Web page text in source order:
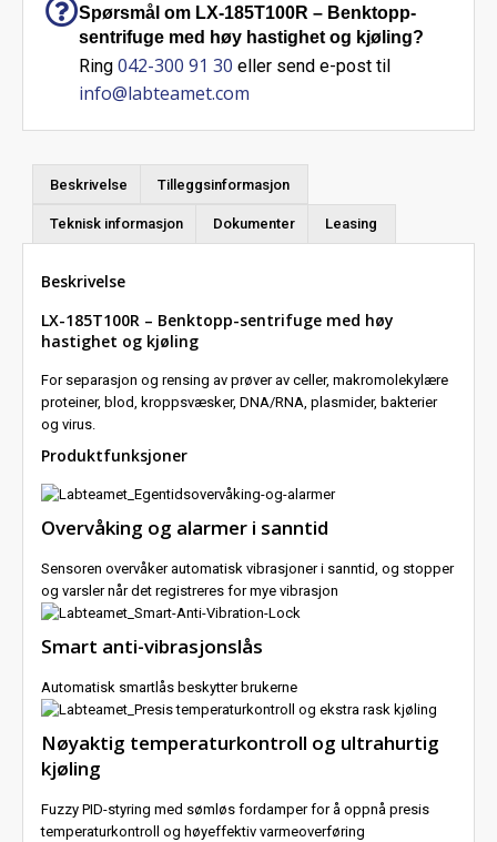
Spørsmål om LX-185T100R – Benktopp-
sentrifuge med høy hastighet og kjøling?
Ring 042-300 91 30 eller send e-post til
info@labteamet.com
Beskrivelse Tilleggsinformasjon
Teknisk informasjon Dokumenter Leasing
Beskrivelse
LX-185T100R – Benktopp-sentrifuge med høy
hastighet og kjøling
For separasjon og rensing av prøver av celler, makromolekylære
proteiner, blod, kroppsvæsker, DNA/RNA, plasmider, bakterier
og virus.
Produktfunksjoner
Overvåking og alarmer i sanntid
Sensoren overvåker automatisk vibrasjoner i sanntid, og stopper
og varsler når det registreres for mye vibrasjon
Smart anti-vibrasjonslås
Automatisk smartlås beskytter brukerne
Nøyaktig temperaturkontroll og ultrahurtig
kjøling
Fuzzy PID-styring med sømløs fordamper for å oppnå presis
temperaturkontroll og høyeffektiv varmeoverføring